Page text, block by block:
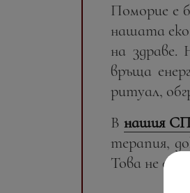
Поморие е
нашата
на здраве.
връща
ритуал,
В нашия
терапия,
Това не е